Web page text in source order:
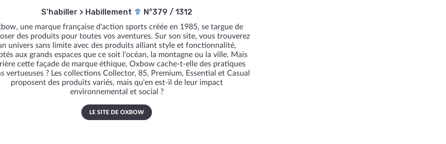
S'habiller > Habillement N°379 / 1312
une marque française d'action sports créée en 1985, se targue de
des produits pour toutes vos aventures. Sur son site, vous trouverez
univers sans limite avec des produits alliant style et fonctionnalité,
aux grands espaces que ce soit l'océan, la montagne ou la ville. Mais
cette façade de marque éthique, Oxbow cache-t-elle des pratiques
vertueuses ? Les collections Collector, 85, Premium, Essential et Casual
proposent des produits variés, mais qu'en est-il de leur impact
environnemental et social ?
LE SITE DE OXBOW